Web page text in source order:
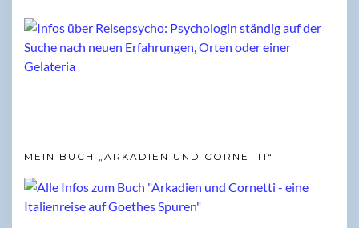
MEIN BUCH „ARKADIEN UND CORNETTI“